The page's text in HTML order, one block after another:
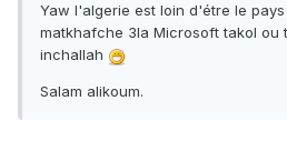
Yaw l'algerie est loin d'étre le
matkhafche 3la Microsoft takol ou
inchallah
Salam alikoum.